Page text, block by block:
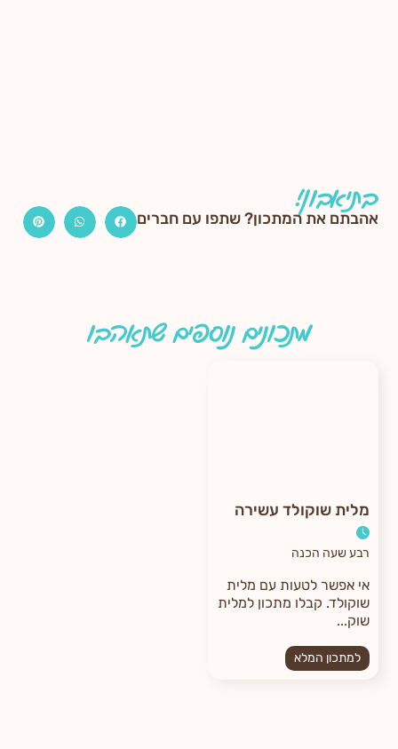
בתיאבון!
אהבתם את המתכון? שתפו עם חברים
מתכונים נוספים שתאהבו
מלית שוקולד עשירה
רבע שעה הכנה
אי אפשר לטעות עם מלית
שוקולד. קבלו מתכון למלית
שוק...
למתכון המלא